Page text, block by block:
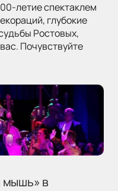
летие спектаклем
глубокие
Ростовых,
Почувствуйте
мышь» в